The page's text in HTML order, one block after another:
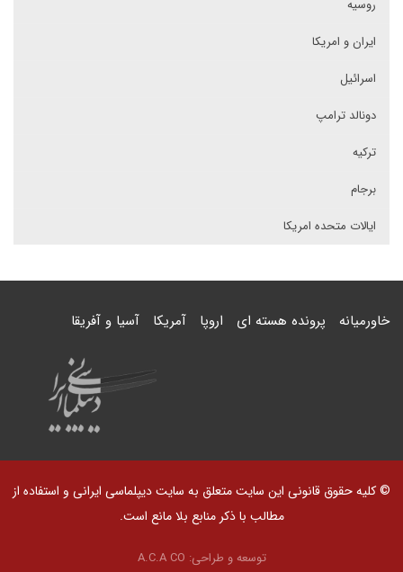
روسیه
ایران و امریکا
اسرائیل
دونالد ترامپ
ترکیه
برجام
ایالات متحده امریکا
خاورمیانه پرونده هسته ای اروپا آمریکا آسیا و آفریقا
© کلیه حقوق قانونی این سایت متعلق به سایت دیپلماسی ایرانی و استفاده از
مطالب با ذکر منابع بلا مانع است.
توسعه و طراحی: A.C.A CO